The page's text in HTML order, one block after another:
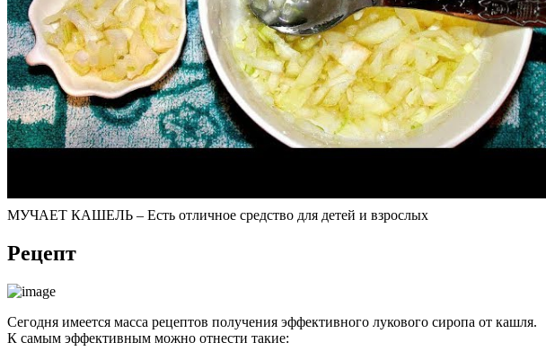
МУЧАЕТ КАШЕЛЬ – Есть отличное средство для детей и взрослых
Рецепт
Сегодня имеется масса рецептов получения эффективного лукового сиропа от кашля.
К самым эффективным можно отнести такие: